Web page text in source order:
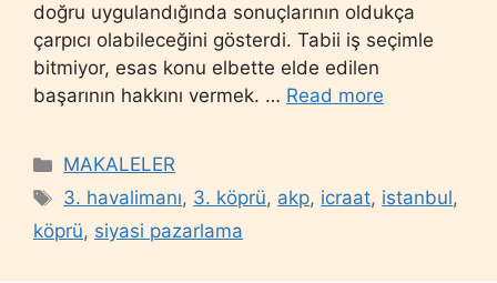
doğru uygulandığında sonuçlarının oldukça
çarpıcı olabileceğini gösterdi. Tabii iş seçimle
bitmiyor, esas konu elbette elde edilen
başarının hakkını vermek. … Read more
Categories
MAKALELER
Tags
3. havalimanı, 3. köprü, akp, icraat, istanbul,
köprü, siyasi pazarlama